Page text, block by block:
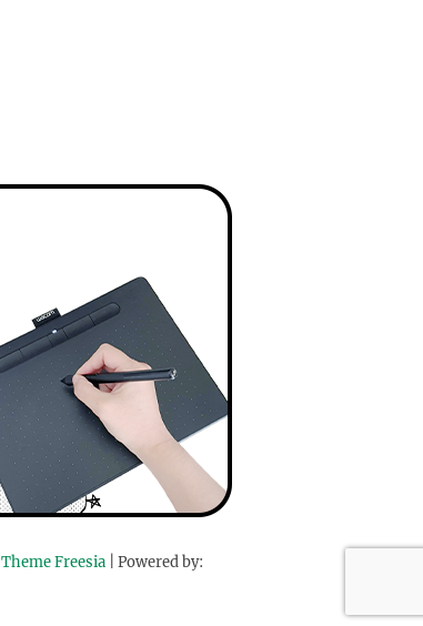
Theme Freesia| Powered by: